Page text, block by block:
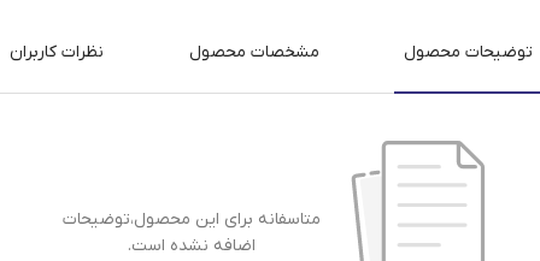
توضیحات محصول مشخصات محصول نظرات کاربران
متاسفانه برای این محصول،توضیحات
اضافه نشده است.